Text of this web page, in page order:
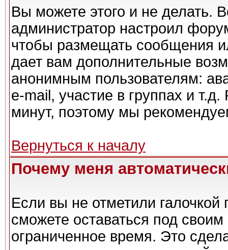
Вы можете этого и не делать.
администратор настроил
чтобы размещать сообщения
дает вам дополнительные
анонимным пользователям:
e-mail, участие в группах и
минут, поэтому мы
Вернуться к началу
Почему меня
Если вы не отметили галочкой
сможете оставаться под
ограниченное время. Это